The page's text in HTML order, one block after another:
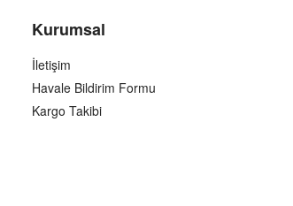
Kurumsal
İletişim
Havale Bildirim Formu
Kargo Takibi